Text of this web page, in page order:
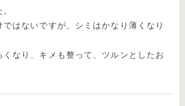
ではないですが、シミはかなり薄くなり
くなり、キメも整って、ツルンとしたお